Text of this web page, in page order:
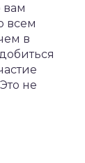
вам
всем
в
не